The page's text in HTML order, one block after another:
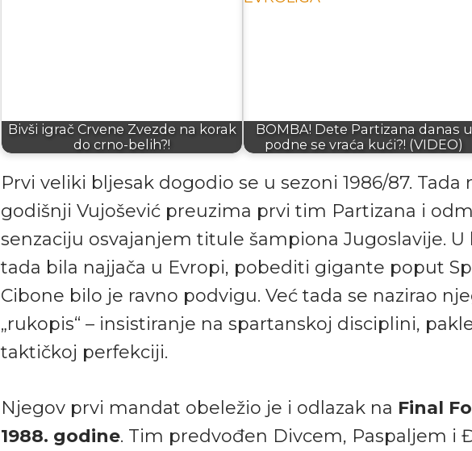
Bivši igrač Crvene Zvezde na korak
do crno-belih?!
BOMBA! Dete Partizana danas u
podne se vraća kući?! (VIDEO)
Prvi veliki bljesak dogodio se u sezoni 1986/87. Tada
godišnji Vujošević preuzima prvi tim Partizana i
senzaciju osvajanjem titule šampiona Jugoslavije. U
tada bila najjača u Evropi, pobediti gigante poput
Cibone bilo je ravno podvigu. Već tada se nazirao
„rukopis“ – insistiranje na spartanskoj disciplini,
taktičkoj perfekciji.
Njegov prvi mandat obeležio je i odlazak na Final
1988. godine. Tim predvođen Divcem, Paspaljem i